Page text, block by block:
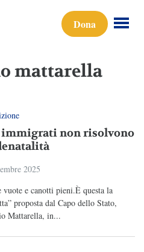
Dona
mattarella
non risolvono
2025
vuote e canotti pieni.È questa la
proposta dal Capo dello Stato,
Mattarella, in...